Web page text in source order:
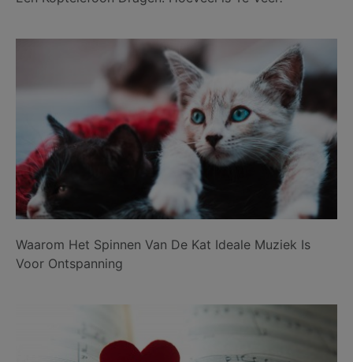
Waarom Het Spinnen Van De Kat Ideale Muziek Is
Voor Ontspanning